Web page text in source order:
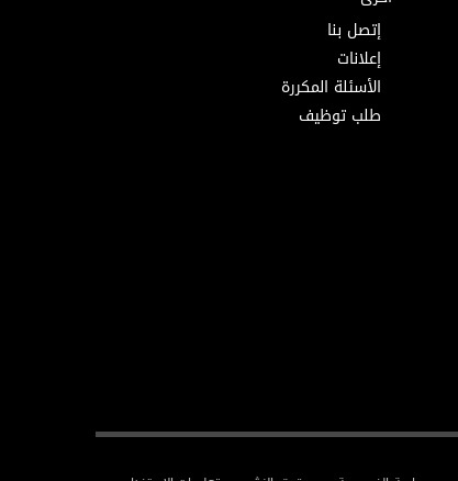
إتصل بنا
إعلانات
الأسئلة المكررة
طلب توظيف